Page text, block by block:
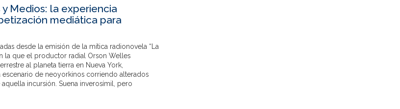
Medios: la experiencia
mediática para
desde la emisión de la mítica radionovela “La
la que el productor radial Orson Welles
al planeta tierra en Nueva York,
escenario de neoyorkinos corriendo alterados
incursión. Suena inverosímil, pero